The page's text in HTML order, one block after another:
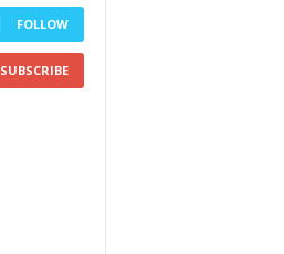
FOLLOW
SUBSCRIBE